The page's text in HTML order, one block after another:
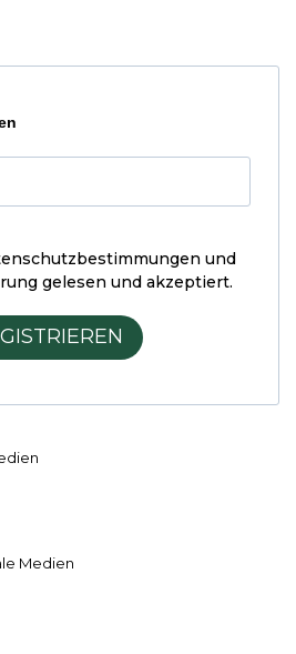
und
gelesen und akzeptiert.
Medien